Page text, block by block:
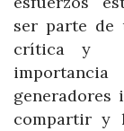
ser parte de
crítica y
generadores
compartir y